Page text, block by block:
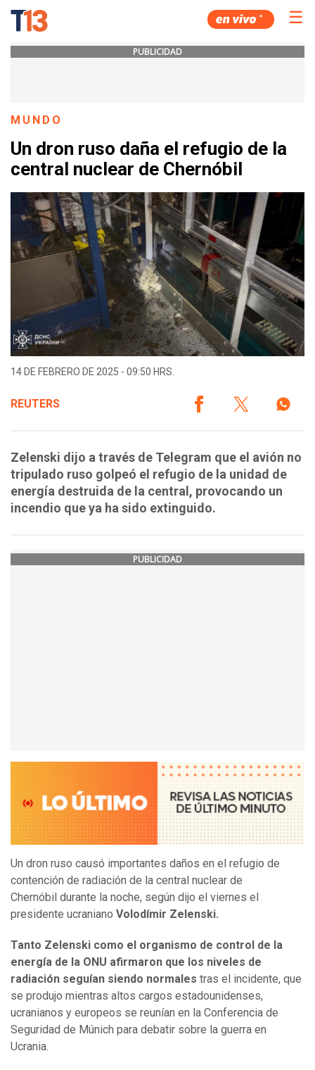
☰
PUBLICIDAD
MUNDO
Un dron ruso daña el refugio de la
central nuclear de Chernóbil
14 DE FEBRERO DE 2025 - 09:50 HRS.
REUTERS
Zelenski dijo a través de Telegram que el avión no
tripulado ruso golpeó el refugio de la unidad de
energía destruida de la central, provocando un
incendio que ya ha sido extinguido.
PUBLICIDAD
Un dron ruso causó importantes daños en el refugio de
contención de radiación de la central nuclear de
Chernóbil durante la noche, según dijo el viernes el
presidente ucraniano Volodímir Zelenski.
Tanto Zelenski como el organismo de control de la
energía de la ONU afirmaron que los niveles de
radiación seguían siendo normales tras el incidente, que
se produjo mientras altos cargos estadounidenses,
ucranianos y europeos se reunían en la Conferencia de
Seguridad de Múnich para debatir sobre la guerra en
Ucrania.